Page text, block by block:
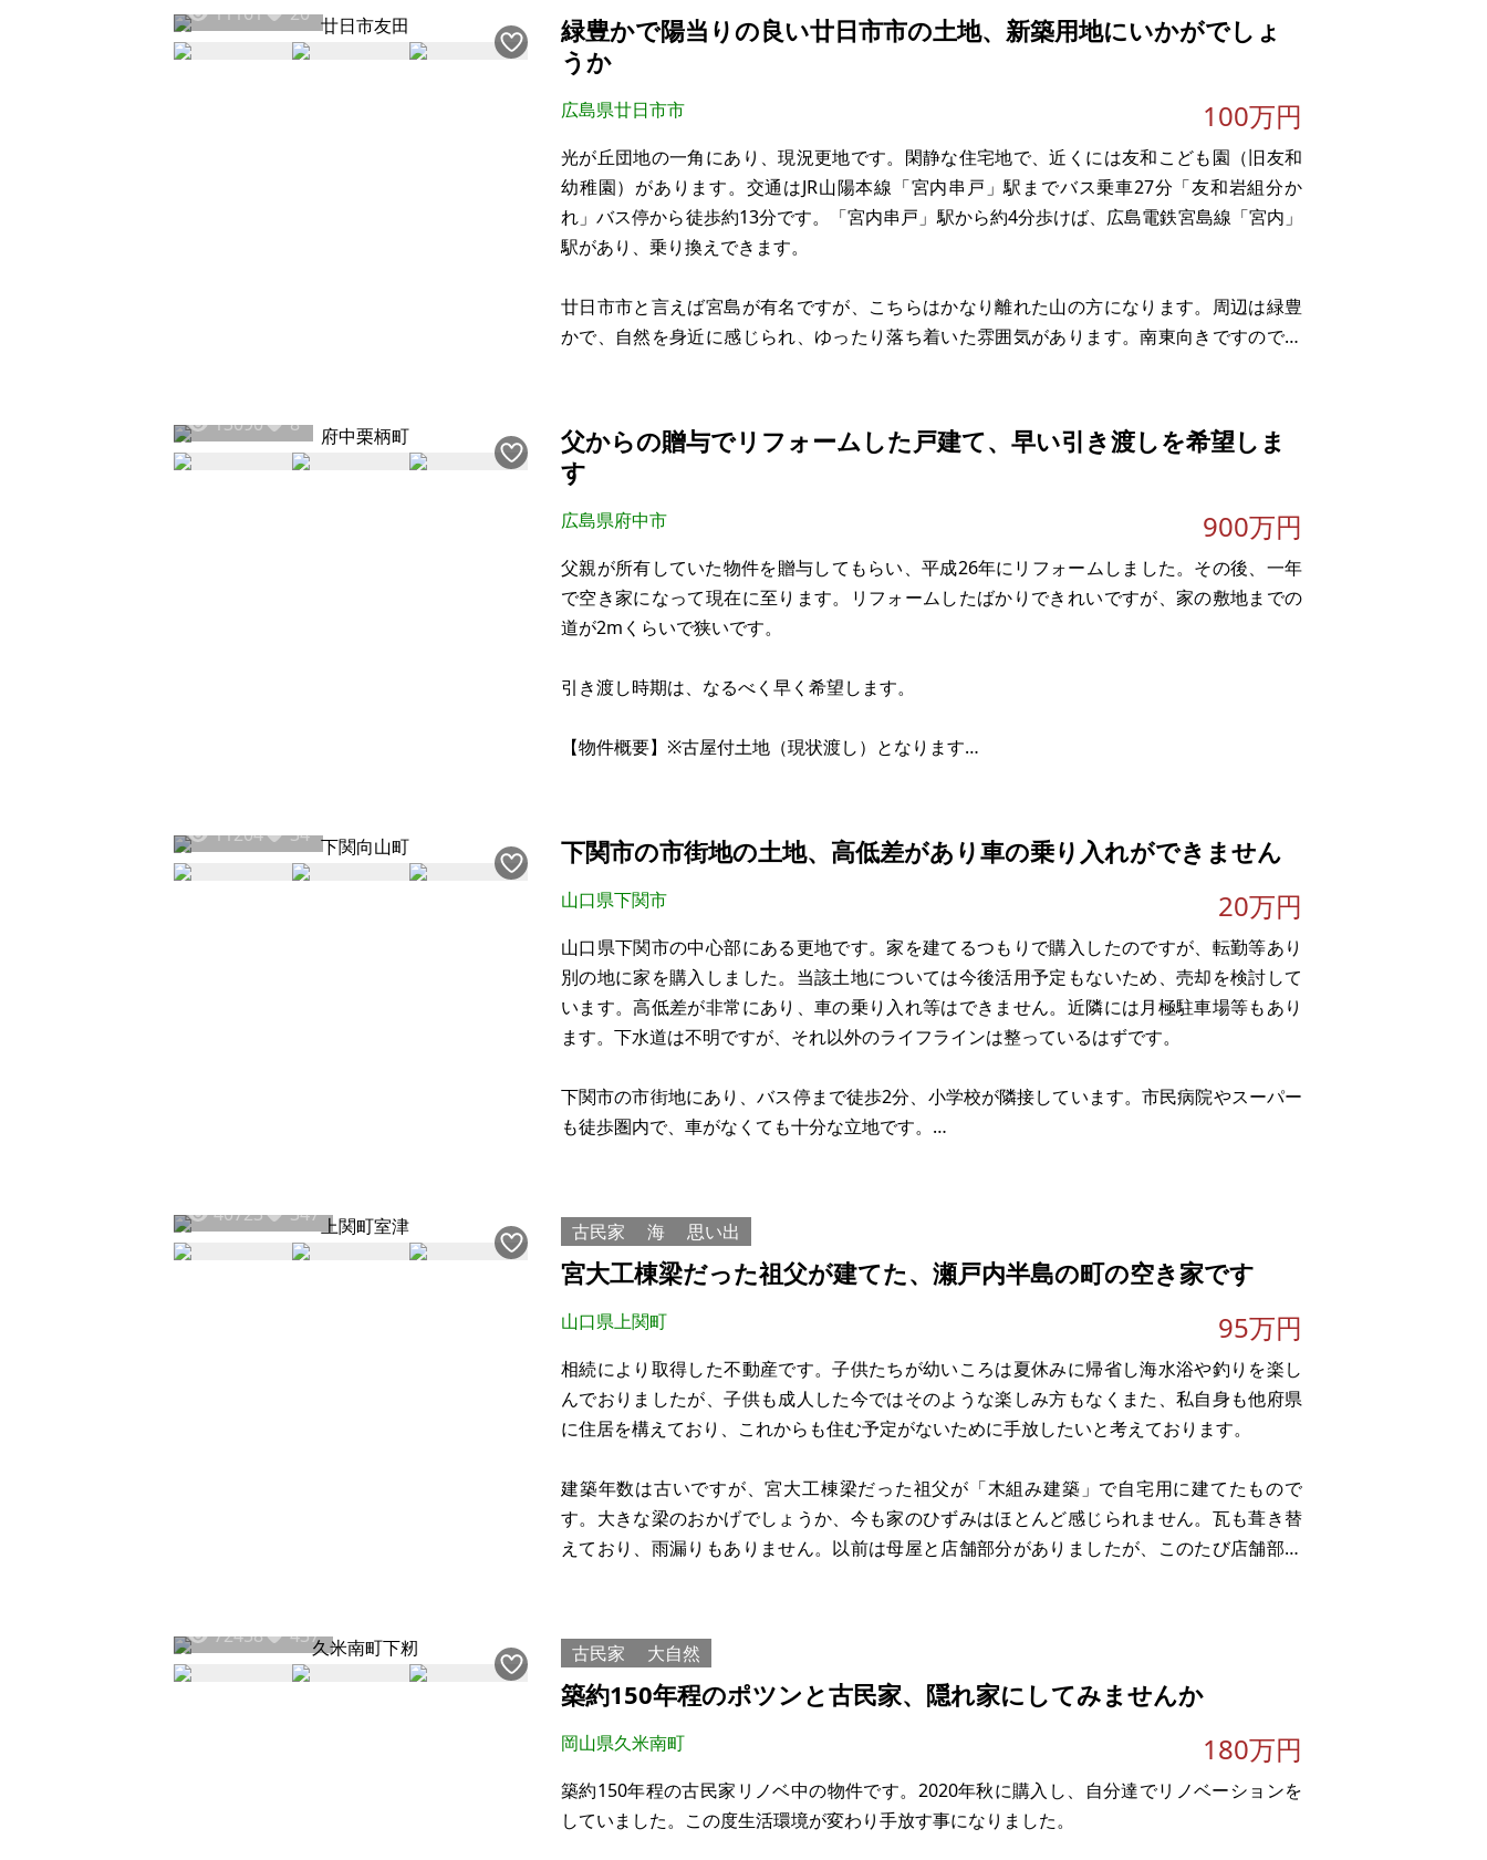
現況：
希望価格：40万円
※現状有姿、および公簿売買でのお取引きとなります。
※問い合わせ多数あるいは取引条件等により、上記と実際の取引価格とが異なる価格にて商談
合意される場合もあります。
※物件を安く購入しても、購入後の維持費（税金、修繕費など）のほうが多くかかる場合もあ
11161 20
緑豊かで陽当りの良い廿日市市の土地、新築用地にいかがでしょ
うか
広島県廿日市市 100万円
光が丘団地の一角にあり、現況更地です。閑静な住宅地で、近くには友和こども園（旧友和
幼稚園）があります。交通はJR山陽本線「宮内串戸」駅までバス乗車27分「友和岩組分か
れ」バス停から徒歩約13分です。「宮内串戸」駅から約4分歩けば、広島電鉄宮島線「宮内」
駅があり、乗り換えできます。
廿日市市と言えば宮島が有名ですが、こちらはかなり離れた山の方になります。周辺は緑豊
かで、自然を身近に感じられ、ゆったり落ち着いた雰囲気があります。南東向きですので陽
13090
8
父からの贈与でリフォームした戸建て、早い引き渡しを希望しま
す
広島県府中市 900万円
父親が所有していた物件を贈与してもらい、平成26年にリフォームしました。その後、一年
で空き家になって現在に至ります。リフォームしたばかりできれいですが、家の敷地までの
道が2mくらいで狭いです。
引き渡し時期は、なるべく早く希望します。
【物件概要】※古屋付土地（現状渡し）となります
建物：
構造：木造二階建
現況：空き家
11204 34 下関市の市街地の土地、高低差があり車の乗り入れができません
山口県下関市 20万円
山口県下関市の中心部にある更地です。家を建てるつもりで購入したのですが、転勤等あり
別の地に家を購入しました。当該土地については今後活用予定もないため、売却を検討して
います。高低差が非常にあり、車の乗り入れ等はできません。近隣には月極駐車場等もあり
ます。下水道は不明ですが、それ以外のライフラインは整っているはずです。
下関市の市街地にあり、バス停まで徒歩2分、小学校が隣接しています。市民病院やスーパー
も徒歩圏内で、車がなくても十分な立地です。
場所：山口県下関市向山町
土地：246.38㎡
建物：なし
現況：更地
希望価格：20万円
※現状有姿、およ
40723 347
古民家 海 思い出
宮大工棟梁だった祖父が建てた、瀬戸内半島の町の空き家です
山口県上関町 95万円
相続により取得した不動産です。子供たちが幼いころは夏休みに帰省し海水浴や釣りを楽し
んでおりましたが、子供も成人した今ではそのような楽しみ方もなくまた、私自身も他府県
に住居を構えており、これからも住む予定がないために手放したいと考えております。
建築年数は古いですが、宮大工棟梁だった祖父が「木組み建築」で自宅用に建てたもので
す。大きな梁のおかげでしょうか、今も家のひずみはほとんど感じられません。瓦も葺き替
えており、雨漏りもありません。以前は母屋と店舗部分がありましたが、このたび店舗部分
日当たりもよいので野菜・花つくりを楽しめる庭にして
72458 437
古民家 大自然
築約150年程のポツンと古民家、隠れ家にしてみませんか
岡山県久米南町 180万円
築約150年程の古民家リノベ中の物件です。2020年秋に購入し、自分達でリノベーションを
していました。この度生活環境が変わり手放す事になりました。